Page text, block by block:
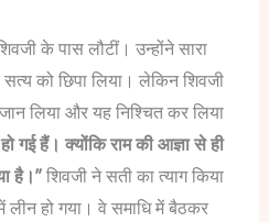
के पास लौटीं। उन्होंने सारा
को छिपा लिया। लेकिन शिवजी
लिया और यह निश्चित कर लिया
गई हैं। क्योंकि राम की आज्ञा से ही
है।”शिवजी ने सती का त्याग किया
हो गया। वे समाधि में बैठकर